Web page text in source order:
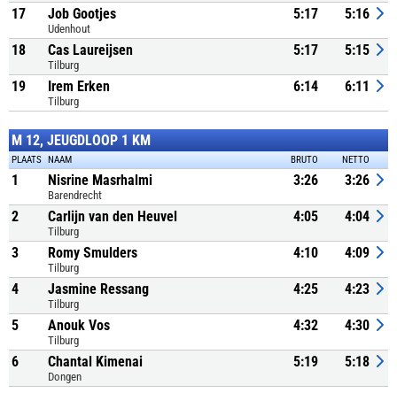
17 Job Gootjes
Udenhout
5:17 5:16
18 Cas Laureijsen
Tilburg
5:17 5:15
19 Irem Erken
Tilburg
6:14 6:11
M 12, JEUGDLOOP 1 KM
PLAATS NAAM BRUTO NETTO
1 Nisrine Masrhalmi
Barendrecht
3:26 3:26
2 Carlijn van den Heuvel
Tilburg
4:05 4:04
3 Romy Smulders
Tilburg
4:10 4:09
4 Jasmine Ressang
Tilburg
4:25 4:23
5 Anouk Vos
Tilburg
4:32 4:30
6 Chantal Kimenai
Dongen
5:19 5:18